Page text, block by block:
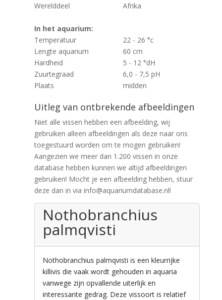
Werelddeel
Afrika
In het aquarium:
Temperatuur
22 - 26 °c
Lengte aquarium
60 cm
Hardheid
5 - 12 °dH
Zuurtegraad
6,0 - 7,5 pH
Plaats
midden
Uitleg van ontbrekende afbeeldingen
Niet alle vissen hebben een afbeelding, wij
gebruiken alleen afbeeldingen als deze naar ons
toegestuurd worden om te mogen gebruiken!
Aangezien we meer dan 1.200 vissen in onze
database hebben kunnen we altijd afbeeldingen
gebruiken! Mocht je een afbeelding hebben, stuur
deze dan in via info@aquariumdatabase.nl!
Nothobranchius
palmqvisti
Nothobranchius palmqvisti is een kleurrijke
killivis die vaak wordt gehouden in aquaria
vanwege zijn opvallende uiterlijk en
interessante gedrag. Deze vissoort is relatief